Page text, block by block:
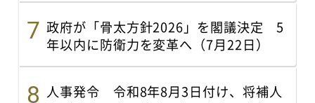
政府が「骨太方針2026」を閣議決定 5
年以内に防衛力を変革へ（7月22日）
人事発令 令和8年8月3日付け、将補人